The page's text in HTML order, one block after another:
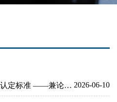
论越权代表中善意相对人的认定标准 ——兼论相对人合理审查义务 朱晓阳 2026-06-10